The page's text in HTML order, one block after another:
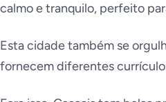
calmo e tranquilo, perfeito
Esta cidade também se
fornecem diferentes